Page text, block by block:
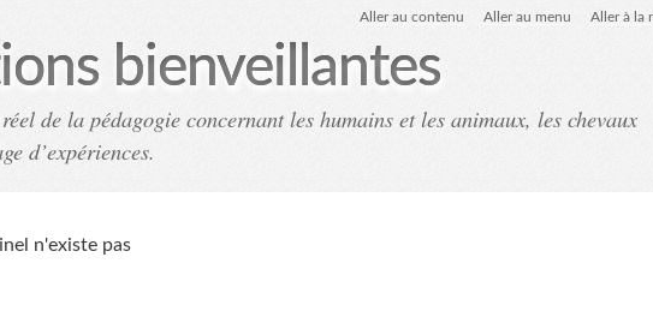
Aller au contenu Aller au menu Aller à la
bienveillantes
de la pédagogie concernant les humains et les animaux, les chevaux
d’expériences.
n'existe pas